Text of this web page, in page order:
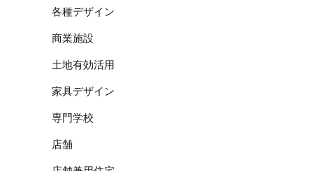
各種デザイン
商業施設
土地有効活用
家具デザイン
専門学校
店舗